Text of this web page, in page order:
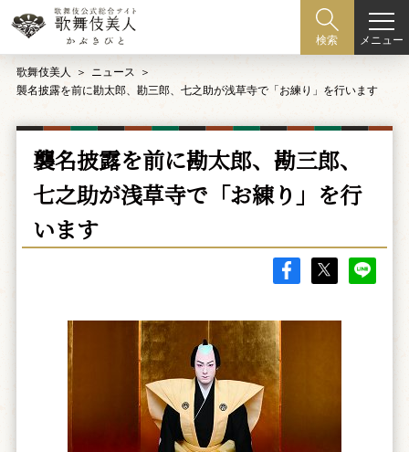
検索 メニュー
歌舞伎美人
ニュース
襲名披露を前に勘太郎、勘三郎、七之助が浅草寺で「お練り」を行います
襲名披露を前に勘太郎、勘三郎、
七之助が浅草寺で「お練り」を行
います